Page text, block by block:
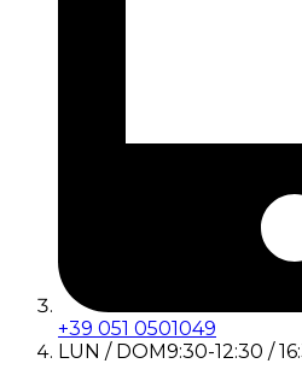
+39 051 0501049
LUN / DOM9:30-12:30 /